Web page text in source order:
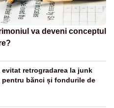
va deveni conceptul
evitat retrogradarea la junk
pentru bănci și fondurile de